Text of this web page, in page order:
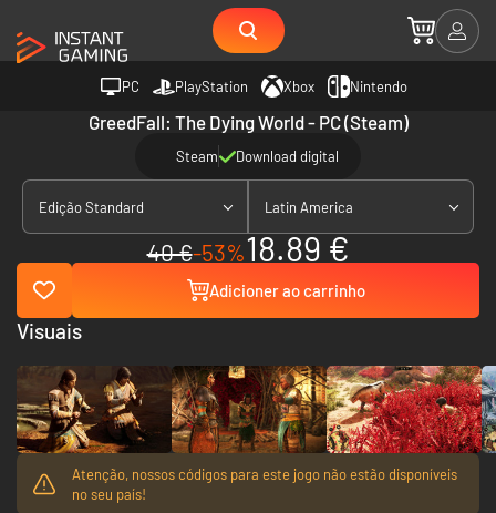
PC PlayStation Xbox Nintendo
GreedFall: The Dying World - PC (Steam)
Steam Download digital
Edição Standard Latin America
40 €-53%18.89 €
Adicioner ao carrinho
Atenção, nossos códigos para este jogo não estão disponíveis
no seu país!
Visuais